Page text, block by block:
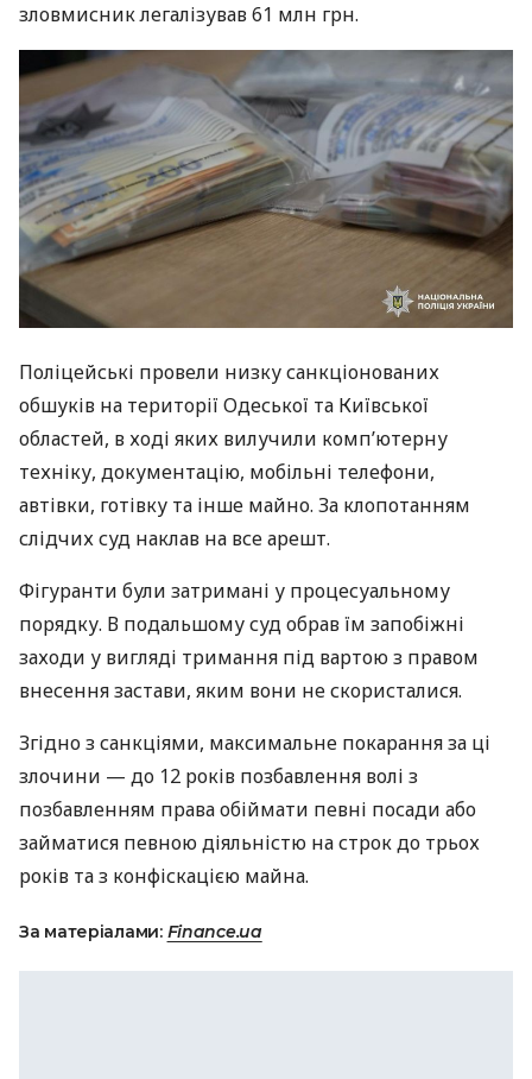
зловмисник легалізував 61 млн грн.
Поліцейські провели низку санкціонованих
обшуків на території Одеської та Київської
областей, в ході яких вилучили комп’ютерну
техніку, документацію, мобільні телефони,
автівки, готівку та інше майно. За клопотанням
слідчих суд наклав на все арешт.
Фігуранти були затримані у процесуальному
порядку. В подальшому суд обрав їм запобіжні
заходи у вигляді тримання під вартою з правом
внесення застави, яким вони не скористалися.
Згідно з санкціями, максимальне покарання за ці
злочини — до 12 років позбавлення волі з
позбавленням права обіймати певні посади або
займатися певною діяльністю на строк до трьох
років та з конфіскацією майна.
За матеріалами: Finance.ua